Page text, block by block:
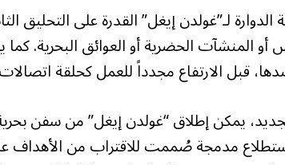
لـ”غولدن إيغل” القدرة على التحليق
المنشآت الحضرية أو العوائق البحرية.
قبل الارتفاع مجدداً للعمل كحلقة
يمكن إطلاق “غولدن إيغل” من سفن
مدمجة صُممت للاقتراب من الأهداف